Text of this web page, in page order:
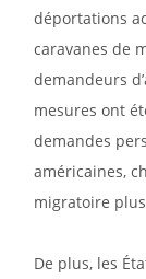
déportations
caravanes de
demandeurs
mesures ont
demandes
américaines,
migratoire
De plus, les